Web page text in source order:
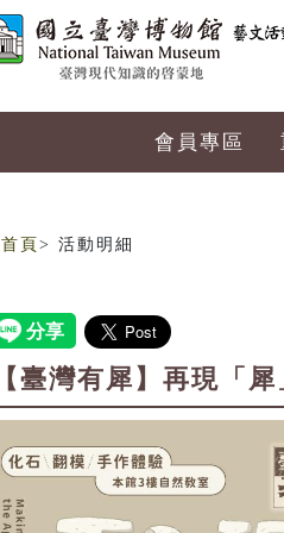
會員專區
首頁 > 活動明細
【臺灣有犀】再現「